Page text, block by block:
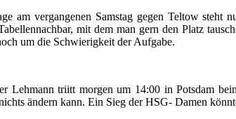
am vergangenen Samstag gegen Teltow
mit dem man gern den Platz
um die Schwierigkeit der Aufgabe.
Lehmann triitt morgen um 14:00 in Potsdam
ändern kann. Ein Sieg der HSG- Damen